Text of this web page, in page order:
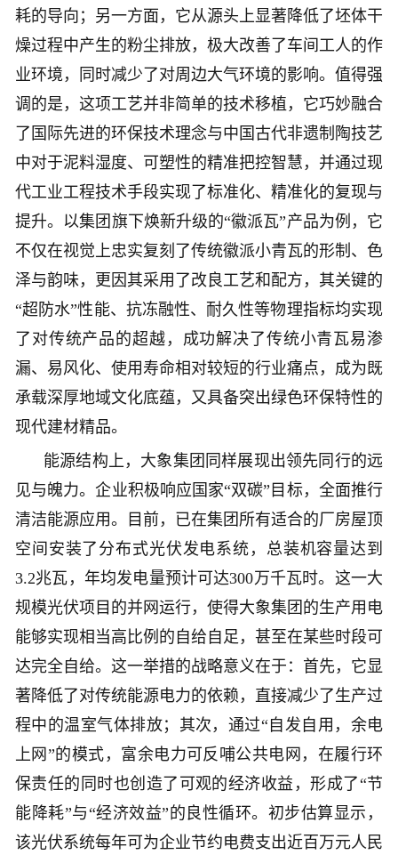
耗的导向；另一方面，它从源头上显著降低了坯体干
燥过程中产生的粉尘排放，极大改善了车间工人的作
业环境，同时减少了对周边大气环境的影响。值得强
调的是，这项工艺并非简单的技术移植，它巧妙融合
了国际先进的环保技术理念与中国古代非遗制陶技艺
中对于泥料湿度、可塑性的精准把控智慧，并通过现
代工业工程技术手段实现了标准化、精准化的复现与
提升。以集团旗下焕新升级的“徽派瓦”产品为例，它
不仅在视觉上忠实复刻了传统徽派小青瓦的形制、色
泽与韵味，更因其采用了改良工艺和配方，其关键的
“超防水”性能、抗冻融性、耐久性等物理指标均实现
了对传统产品的超越，成功解决了传统小青瓦易渗
漏、易风化、使用寿命相对较短的行业痛点，成为既
承载深厚地域文化底蕴，又具备突出绿色环保特性的
现代建材精品。
能源结构上，大象集团同样展现出领先同行的远
见与魄力。企业积极响应国家“双碳”目标，全面推行
清洁能源应用。目前，已在集团所有适合的厂房屋顶
空间安装了分布式光伏发电系统，总装机容量达到
3.2兆瓦，年均发电量预计可达300万千瓦时。这一大
规模光伏项目的并网运行，使得大象集团的生产用电
能够实现相当高比例的自给自足，甚至在某些时段可
达完全自给。这一举措的战略意义在于：首先，它显
著降低了对传统能源电力的依赖，直接减少了生产过
程中的温室气体排放；其次，通过“自发自用，余电
上网”的模式，富余电力可反哺公共电网，在履行环
保责任的同时也创造了可观的经济收益，形成了“节
能降耗”与“经济效益”的良性循环。初步估算显示，
该光伏系统每年可为企业节约电费支出近百万元人民